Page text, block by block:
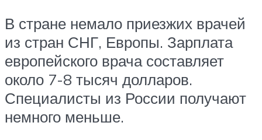
В стране немало приезжих врачей
из стран СНГ, Европы. Зарплата
европейского врача составляет
около 7-8 тысяч долларов.
Специалисты из России получают
немного меньше.